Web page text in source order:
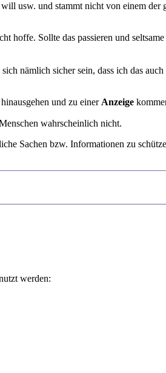
usw. und stammt nicht von einem der
hoffe. Sollte das passieren und
nämlich sicher sein, dass ich das
und zu einer Anzeige
wahrscheinlich nicht.
Sachen bzw. Informationen zu
werden: